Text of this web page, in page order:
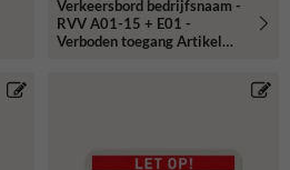
Verkeersbord bedrijfsnaam -
RVV A01-15 + E01 -
Verboden toegang Artikel